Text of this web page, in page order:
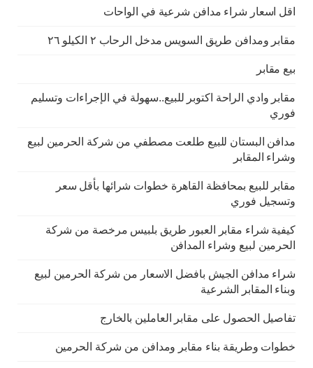
اقل اسعار شراء مدافن شرعية في الواحات
مقابر ومدافن طريق السويس مدخل الرحاب ٢ الكيلو ٢٦
بيع مقابر
مقابر وادي الراحة اكتوبر للبيع..سهولة في الإجراءات وتسليم
فوري
مدافن البستان للبيع طلعت مصطفي من شركة الحرمين لبيع
وشراء المقابر
مقابر للبيع بمحافظة القاهرة خطوات شرائها بأقل سعر
وتسجيل فوري
كيفية شراء مقابر العبور طريق بلبيس مرخصة من شركة
الحرمين لبيع وشراء المدافن
شراء مدافن الجيش بافضل الاسعار من شركة الحرمين لبيع
وبناء المقابر الشرعية
تفاصيل الحصول على مقابر العاملين بالخارج
خطوات وطريقة بناء مقابر ومدافن من شركة الحرمين